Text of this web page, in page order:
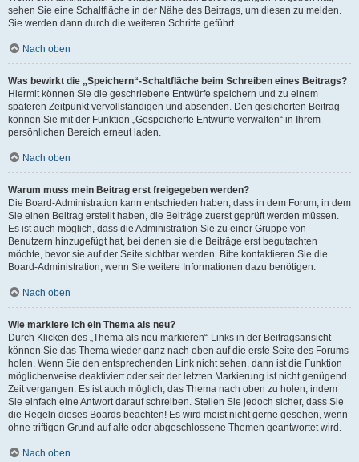
sehen Sie eine Schaltfläche in der Nähe des Beitrags, um diesen zu melden.
Sie werden dann durch die weiteren Schritte geführt.
Nach oben
Was bewirkt die „Speichern“-Schaltfläche beim Schreiben eines Beitrags?
Hiermit können Sie die geschriebene Entwürfe speichern und zu einem
späteren Zeitpunkt vervollständigen und absenden. Den gesicherten Beitrag
können Sie mit der Funktion „Gespeicherte Entwürfe verwalten“ in Ihrem
persönlichen Bereich erneut laden.
Nach oben
Warum muss mein Beitrag erst freigegeben werden?
Die Board-Administration kann entschieden haben, dass in dem Forum, in dem
Sie einen Beitrag erstellt haben, die Beiträge zuerst geprüft werden müssen.
Es ist auch möglich, dass die Administration Sie zu einer Gruppe von
Benutzern hinzugefügt hat, bei denen sie die Beiträge erst begutachten
möchte, bevor sie auf der Seite sichtbar werden. Bitte kontaktieren Sie die
Board-Administration, wenn Sie weitere Informationen dazu benötigen.
Nach oben
Wie markiere ich ein Thema als neu?
Durch Klicken des „Thema als neu markieren“-Links in der Beitragsansicht
können Sie das Thema wieder ganz nach oben auf die erste Seite des Forums
holen. Wenn Sie den entsprechenden Link nicht sehen, dann ist die Funktion
möglicherweise deaktiviert oder seit der letzten Markierung ist nicht genügend
Zeit vergangen. Es ist auch möglich, das Thema nach oben zu holen, indem
Sie einfach eine Antwort darauf schreiben. Stellen Sie jedoch sicher, dass Sie
die Regeln dieses Boards beachten! Es wird meist nicht gerne gesehen, wenn
ohne triftigen Grund auf alte oder abgeschlossene Themen geantwortet wird.
Nach oben